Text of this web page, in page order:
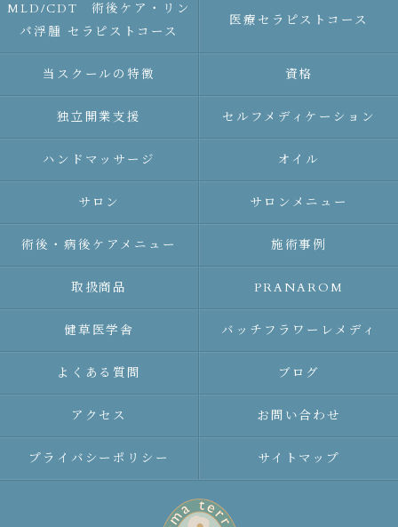
MLD/CDT 術後ケア・リン
パ浮腫 セラピストコース
医療セラピストコース
当スクールの特徴 資格
独立開業支援 セルフメディケーション
ハンドマッサージ オイル
サロン サロンメニュー
術後・病後ケアメニュー 施術事例
取扱商品 PRANAROM
健草医学舎 バッチフラワーレメディ
よくある質問 ブログ
アクセス お問い合わせ
プライバシーポリシー サイトマップ